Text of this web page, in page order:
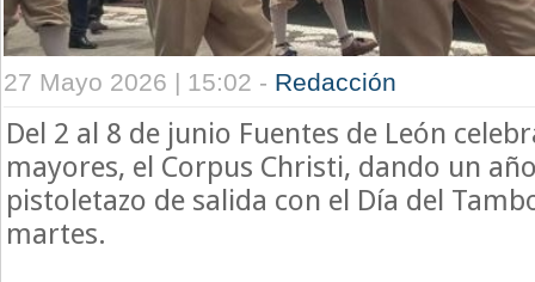
27 Mayo 2026 | 15:02 - Redacción
Del 2 al 8 de junio Fuentes de León
mayores, el Corpus Christi, dando un
pistoletazo de salida con el Día del
martes.